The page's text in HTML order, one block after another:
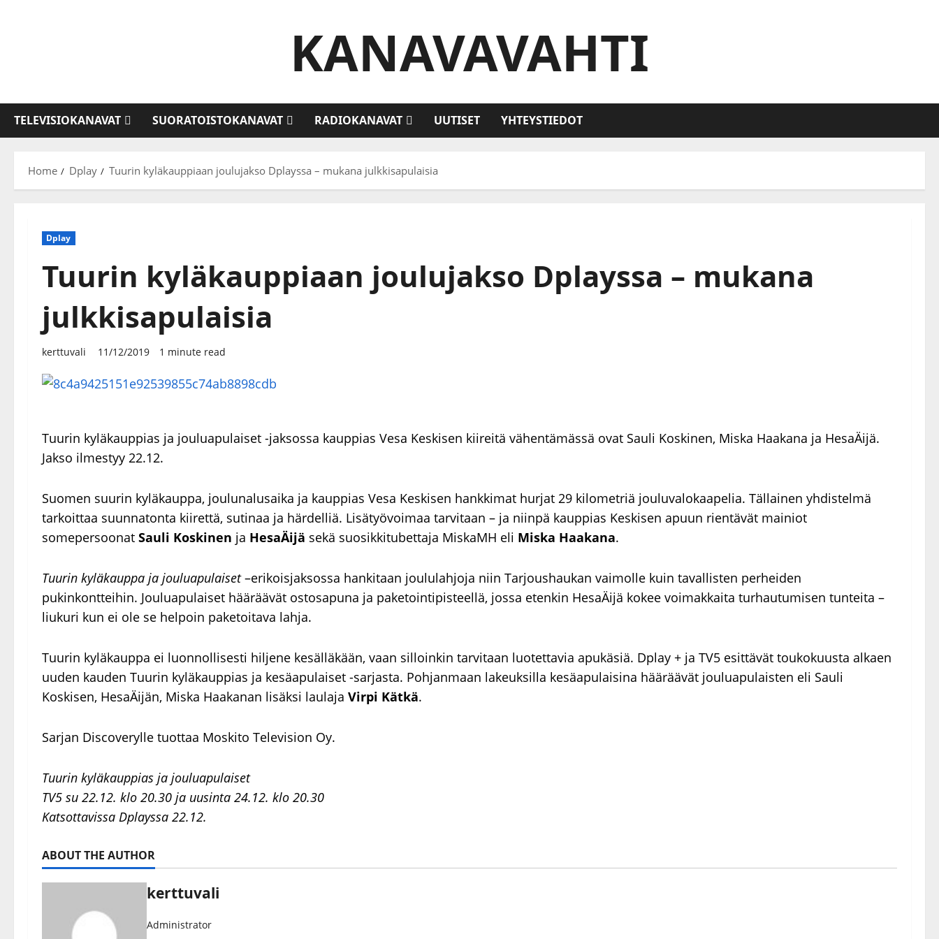
KANAVAVAHTI
TELEVISIOKANAVAT SUORATOISTOKANAVAT RADIOKANAVAT UUTISET YHTEYSTIEDOT
Home Dplay Tuurin kyläkauppiaan joulujakso Dplayssa – mukana julkkisapulaisia
Dplay
Tuurin kyläkauppiaan joulujakso Dplayssa – mukana
julkkisapulaisia
kerttuvali 11/12/2019 1 minute read
Tuurin kyläkauppias ja jouluapulaiset -jaksossa kauppias Vesa Keskisen kiireitä vähentämässä ovat Sauli Koskinen, Miska Haakana ja HesaÄijä.
Jakso ilmestyy 22.12.
Suomen suurin kyläkauppa, joulunalusaika ja kauppias Vesa Keskisen hankkimat hurjat 29 kilometriä jouluvalokaapelia. Tällainen yhdistelmä
tarkoittaa suunnatonta kiirettä, sutinaa ja härdelliä. Lisätyövoimaa tarvitaan – ja niinpä kauppias Keskisen apuun rientävät mainiot
somepersoonat Sauli Koskinen ja HesaÄijä sekä suosikkitubettaja MiskaMH eli Miska Haakana.
Tuurin kyläkauppa ja jouluapulaiset–erikoisjaksossa hankitaan joululahjoja niin Tarjoushaukan vaimolle kuin tavallisten perheiden
pukinkontteihin. Jouluapulaiset hääräävät ostosapuna ja paketointipisteellä, jossa etenkin HesaÄijä kokee voimakkaita turhautumisen tunteita –
liukuri kun ei ole se helpoin paketoitava lahja.
Tuurin kyläkauppa ei luonnollisesti hiljene kesälläkään, vaan silloinkin tarvitaan luotettavia apukäsiä. Dplay + ja TV5 esittävät toukokuusta alkaen
uuden kauden Tuurin kyläkauppias ja kesäapulaiset -sarjasta. Pohjanmaan lakeuksilla kesäapulaisina hääräävät jouluapulaisten eli Sauli
Koskisen, HesaÄijän, Miska Haakanan lisäksi laulaja Virpi Kätkä.
Sarjan Discoverylle tuottaa Moskito Television Oy.
Tuurin kyläkauppias ja jouluapulaiset
TV5 su 22.12. klo 20.30 ja uusinta 24.12. klo 20.30
Katsottavissa Dplayssa 22.12.
ABOUT THE AUTHOR
kerttuvali
Administrator